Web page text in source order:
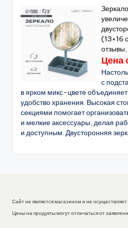
(13×16
Цена
с
в ярком микс-цвете
удобство хранения. Высокая
секциями помогает
и мелкие аксессуары, делая
и доступным. Двусторонняя
Сайт не является магазином и не
Цены на продукты могут отличаться от